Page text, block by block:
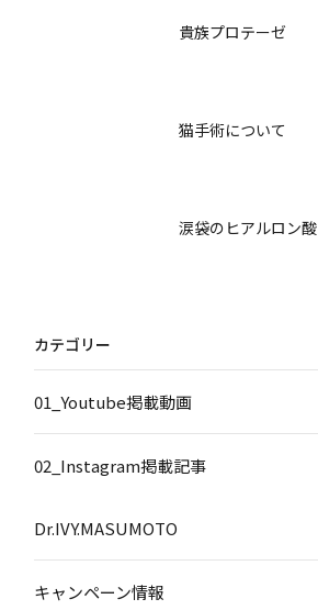
貴族プロテーゼ
猫手術について
涙袋のヒアルロン
カテゴリー
01_Youtube掲載動画
02_Instagram掲載記事
Dr.IVY.MASUMOTO
キャンペーン情報